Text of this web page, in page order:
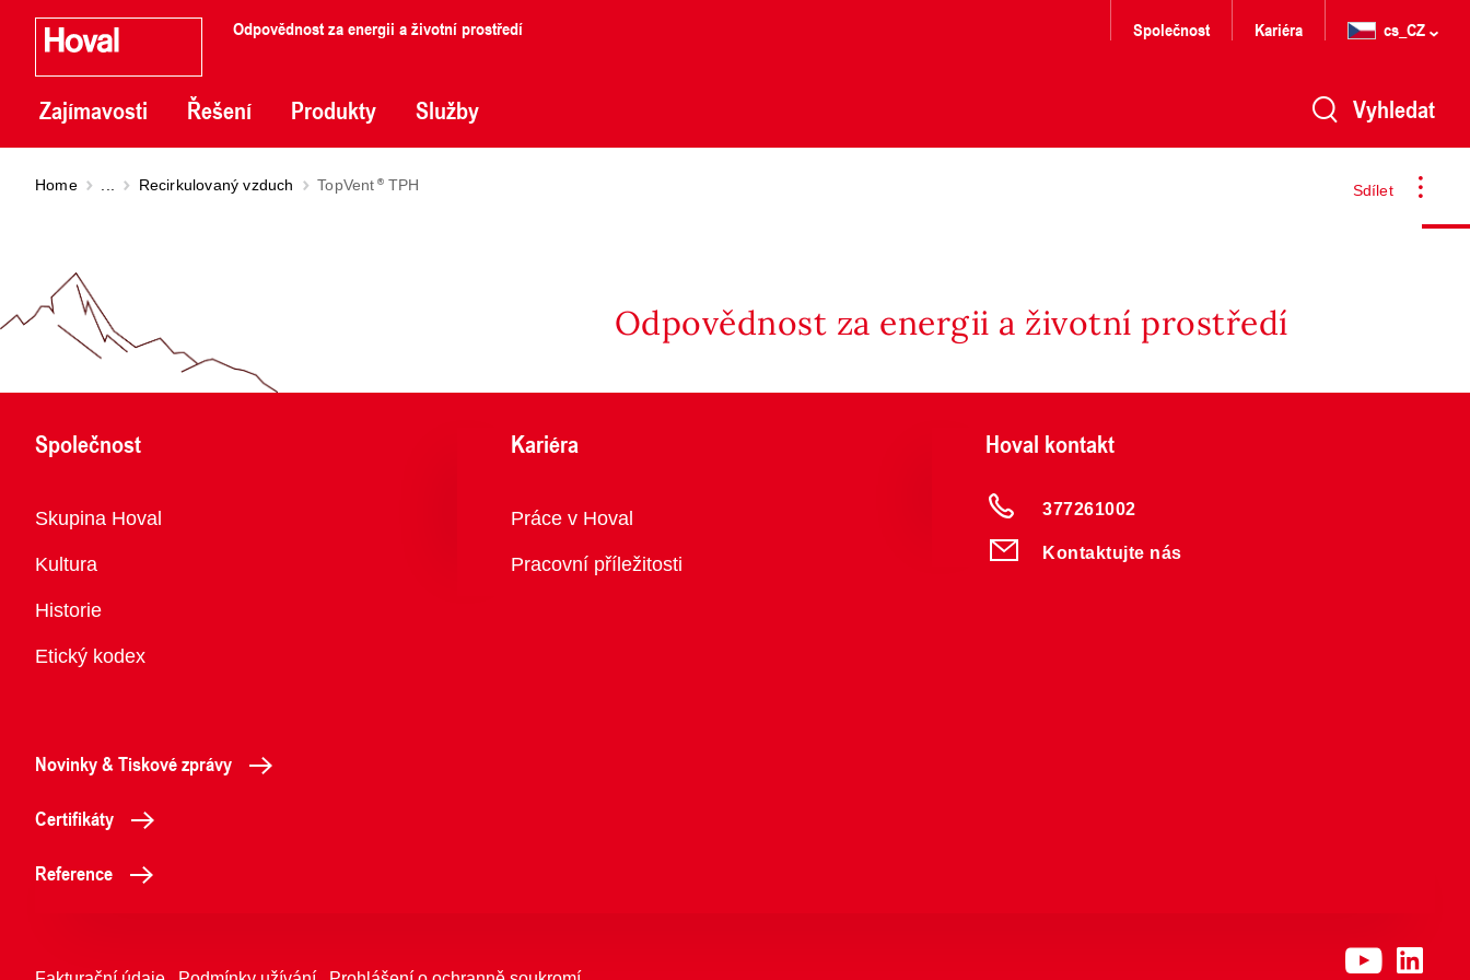
Odpovědnost za energii a životní prostředí
Zajímavosti Řešení Produkty Služby
Společnost Kariéra cs_CZ
Vyhledat
Sdílet
Home Recirkulovaný vzduch TopVent TPH
Odpovědnost za energii a životní prostředí
Společnost
Přehled
Skupina Hoval
Kultura
Historie
Etický kodex
Kariéra
Přehled
Práce v Hoval
Pracovní příležitosti
Hoval kontakt
377261002
Kontaktujte nás
Novinky & Tiskové zprávy
Certifikáty
Reference